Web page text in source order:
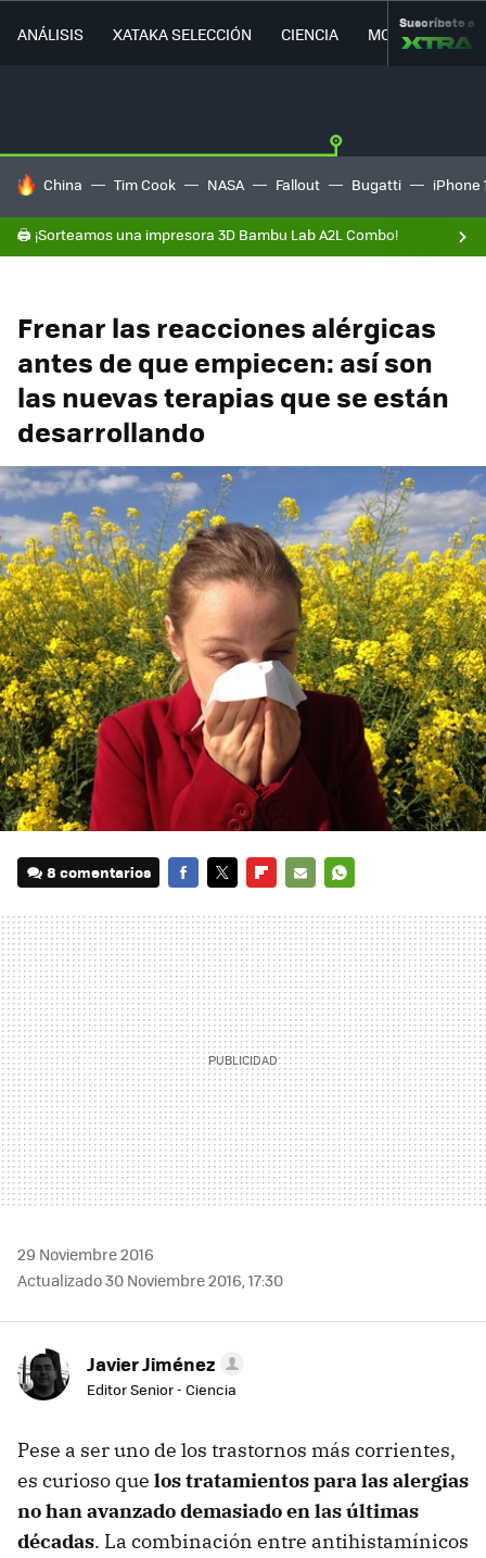
ANÁLISIS XATAKA SELECCIÓN CIENCIA MOVILIDAD
Suscríbete a
HOY SE HABLA DE
China Tim Cook NASA Fallout Bugatti iPhone
🖨️ ¡Sorteamos una impresora 3D Bambu Lab A2L Combo!
Frenar las reacciones alérgicas
antes de que empiecen: así son
las nuevas terapias que se están
desarrollando
8 comentarios
MAIL
29 Noviembre 2016
Actualizado 30 Noviembre 2016, 17:30
Javier Jiménez
Editor Senior - Ciencia
Pese a ser uno de los trastornos más corrientes,
es curioso que los tratamientos para las alergias
no han avanzado demasiado en las últimas
décadas. La combinación entre antihistamínicos